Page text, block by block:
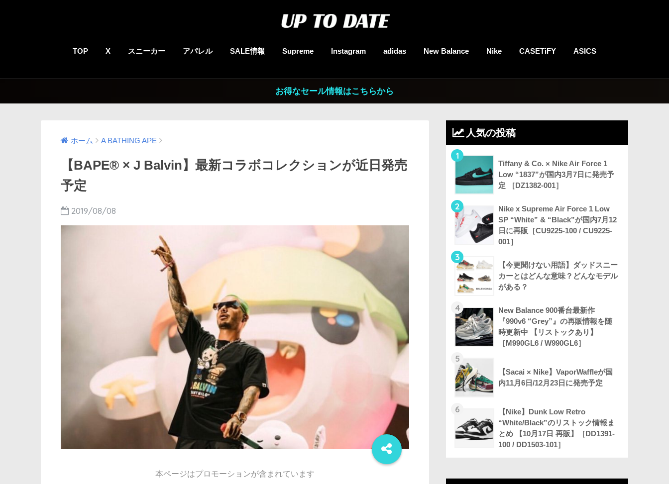
TOP X スニーカー アパレル SALE情報 Supreme Instagram adidas New Balance Nike CASETiFY ASICS
お得なセール情報はこちらから
ホーム A BATHING APE
【BAPE®︎ × J Balvin】最新コラボコレクションが近日発売
予定
2019/08/08
本ページはプロモーションが含まれています
人気の投稿
1
Tiffany & Co. × Nike Air Force 1
Low “1837”が国内3月7日に発売予
定 ［DZ1382-001］
2
Nike x Supreme Air Force 1 Low
SP “White” & “Black”が国内7月12
日に再販［CU9225-100 / CU9225-
001］
3
【今更聞けない用語】ダッドスニー
カーとはどんな意味？どんなモデル
がある？
4
New Balance 900番台最新作
『990v6 “Grey”』の再販情報を随
時更新中 【リストックあり】
［M990GL6 / W990GL6］
5
【Sacai × Nike】VaporWaffleが国
内11月6日/12月23日に発売予定
6
【Nike】Dunk Low Retro
“White/Black”のリストック情報ま
とめ 【10月17日 再販】［DD1391-
100 / DD1503-101］